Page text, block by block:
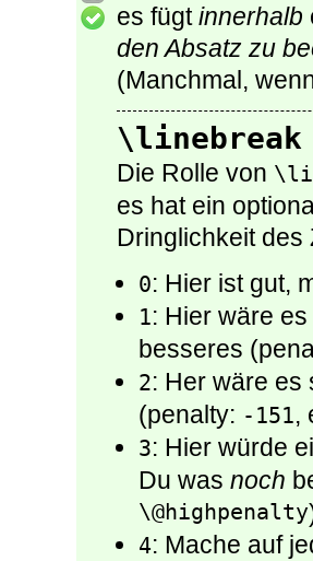
es fügtinnerhalb
den Absatz zu
(Manchmal,
\linebreak
Die Rolle von
es hat ein
Dringlichkeit des
0: Hier ist gut,
1: Hier wäre
besseres
2: Her wäre es
(penalty: -151,
3: Hier würde
Du was noch
\@highpenalty
4: Mache auf